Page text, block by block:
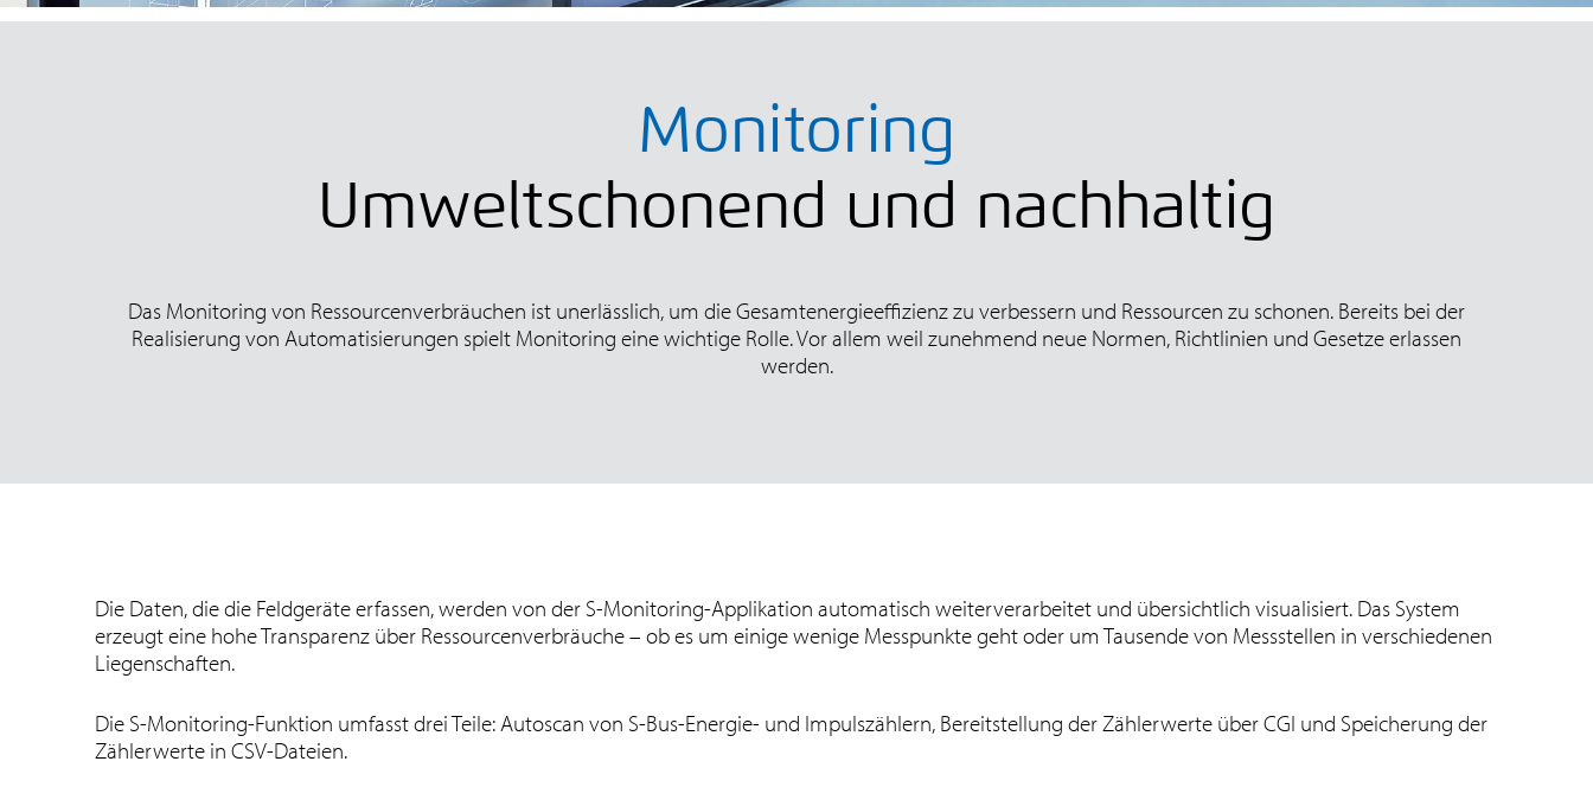
Monitoring
Umweltschonend und nachhaltig
Das Monitoring von Ressourcenverbräuchen ist unerlässlich, um die Gesamtenergieeffizienz zu verbessern und Ressourcen zu schonen. Bereits bei der
Realisierung von Automatisierungen spielt Monitoring eine wichtige Rolle. Vor allem weil zunehmend neue Normen, Richtlinien und Gesetze erlassen
werden.
Die Daten, die die Feldgeräte erfassen, werden von der S-Monitoring-Applikation automatisch weiterverarbeitet und übersichtlich visualisiert. Das System
erzeugt eine hohe Transparenz über Ressourcenverbräuche – ob es um einige wenige Messpunkte geht oder um Tausende von Messstellen in verschiedenen
Liegenschaften.
Die S-Monitoring-Funktion umfasst drei Teile: Autoscan von S-Bus-Energie- und Impulszählern, Bereitstellung der Zählerwerte über CGI und Speicherung der
Zählerwerte in CSV-Dateien.